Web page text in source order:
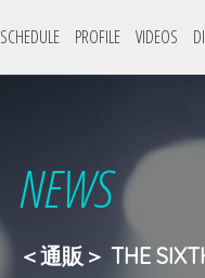
SCHEDULE PROFILE VIDEOS
NEWS
＜通販＞ THE